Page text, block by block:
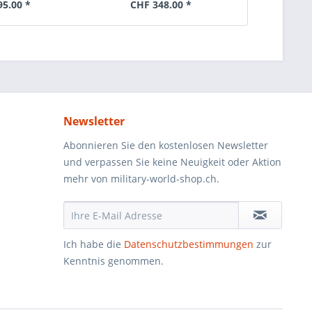
* CHF 348.00 *
Newsletter
Abonnieren Sie den kostenlosen Newsletter
und verpassen Sie keine Neuigkeit oder Aktion
mehr von military-world-shop.ch.
Ich habe die Datenschutzbestimmungen zur
Kenntnis genommen.